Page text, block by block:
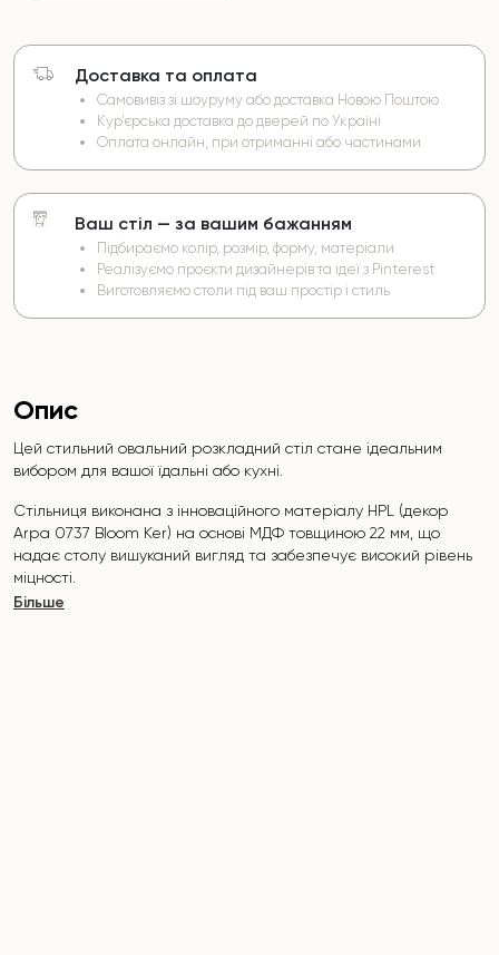
Доставка та оплата
Самовивіз зі шоуруму або доставка Новою Поштою
Кур’єрська доставка до дверей по Україні
Оплата онлайн, при отриманні або частинами
Ваш стіл — за вашим бажанням
Підбираємо колір, розмір, форму, матеріали
Реалізуємо проєкти дизайнерів та ідеї з Pinterest
Виготовляємо столи під ваш простір і стиль
Опис
Цей стильний овальний розкладний стіл стане ідеальним
вибором для вашої їдальні або кухні.
Стільниця виконана з інноваційного матеріалу HPL (декор
Arpa 0737 Bloom Ker) на основі МДФ товщиною 22 мм, що
надає столу вишуканий вигляд та забезпечує високий рівень
міцності.
Більше